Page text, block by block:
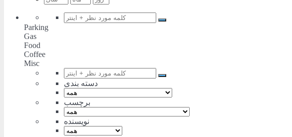
Parking
Gas
Food
Coffee
Misc
دسته بندی
برچسب
نویسنده